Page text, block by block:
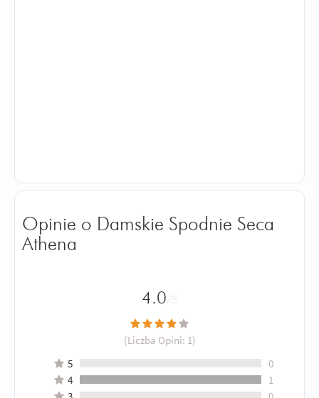
Opinie o Damskie Spodnie Seca
Athena
4.0 /5
(Liczba Opini: 1)
5
0
4
1